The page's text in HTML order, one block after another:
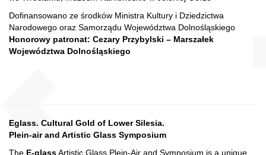
Dofinansowano ze środków Ministra Kultury i Dziedzictwa
Narodowego oraz Samorządu Województwa Dolnośląskiego
Honorowy patronat: Cezary Przybylski – Marszałek
Województwa Dolnośląskiego
Eglass. Cultural Gold of Lower Silesia.
Plein-air and Artistic Glass Symposium
The E-glassArtistic Glass Plein-Air and Symposium is a unique